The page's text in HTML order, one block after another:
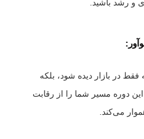
و رشد باشید.
در بازار دیده شود، بلکه
دوره مسیر شما را از رقابت
می‌کند.